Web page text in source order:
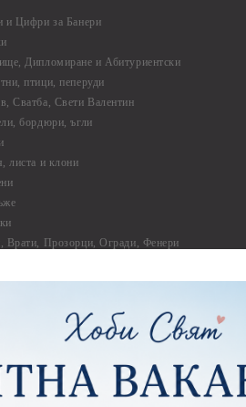
и Цифри за Банери
Дипломиране и Абитуриентски
птици, пеперуди
Сватба, Свети Валентин
бордюри, ъгли
листа и клони
Врати, Прозорци, Огради, Фенери
табелки, етикети
композиции
и Зима